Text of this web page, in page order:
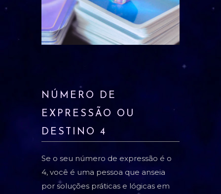
CARTOMANCIA
BARALHO VOVÓ CIGANA
RUNAS NÓRDICAS
GRIMÓRIO
NÚMERO DE
EXPRESSÃO OU
DESTINO 4
Se o seu número de expressão é o
4, você é uma pessoa que anseia
por soluções práticas e lógicas em